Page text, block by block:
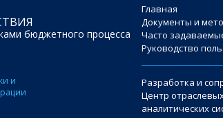
бюджетного процесса
и
Главная
Документы и
Часто
Руководство
Разработка и
Центр
аналитических